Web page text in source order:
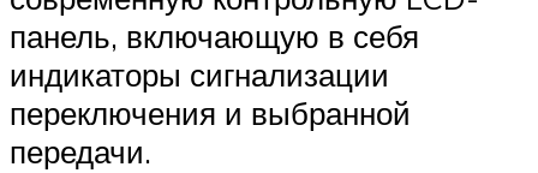
панель, включающую в себя
индикаторы сигнализации
переключения и выбранной
передачи.